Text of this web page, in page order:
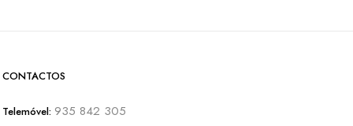
CONTACTOS
Telemóvel: 935 842 305